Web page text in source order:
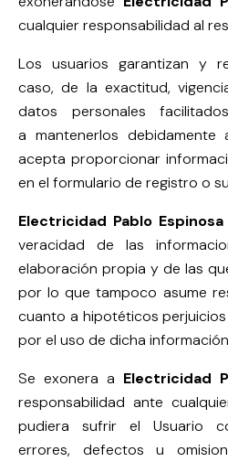
cualquier responsabilidad al
Los usuarios garantizan y
caso, de la exactitud,
datos personales
a mantenerlos debidamente
acepta proporcionar
en el formulario de registro o
Electricidad Pablo Espinosa
veracidad de las
elaboración propia y de las
por lo que tampoco asume
cuanto a hipotéticos
por el uso de dicha
Se exonera a Electricidad
responsabilidad ante
pudiera sufrir el Usuario
errores, defectos u